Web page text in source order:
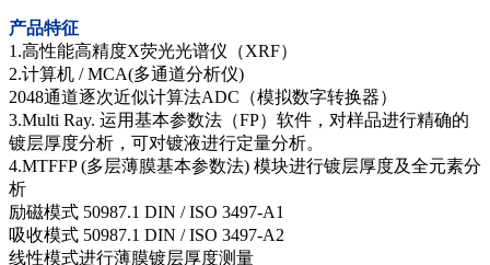
产品特征
1.高性能高精度X荧光光谱仪（XRF）
2.计算机 / MCA(多通道分析仪)
2048通道逐次近似计算法ADC（模拟数字转换器）
3.Multi Ray. 运用基本参数法（FP）软件，对样品进行精确的
镀层厚度分析，可对镀液进行定量分析。
4.MTFFP (多层薄膜基本参数法) 模块进行镀层厚度及全元素分
析
励磁模式 50987.1 DIN / ISO 3497-A1
吸收模式 50987.1 DIN / ISO 3497-A2
线性模式进行薄膜镀层厚度测量